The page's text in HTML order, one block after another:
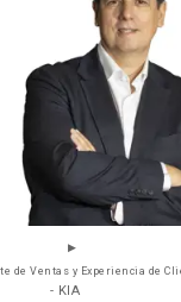
de Ventas y Experiencia de
- KIA